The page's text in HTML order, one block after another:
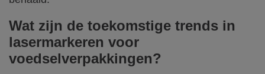
Wat zijn de toekomstige trends in
lasermarkeren voor
voedselverpakkingen?